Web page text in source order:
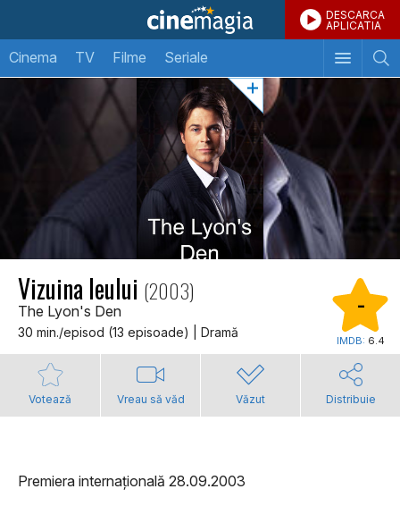
DESCARCA
APLICATIA
Cinema TV Filme Seriale
Vizuina leului (2003)
The Lyon's Den
30 min./episod (13 episoade) | Dramă
-
IMDB: 6.4
Votează Vreau să văd Văzut Distribuie
Premiera internațională 28.09.2003